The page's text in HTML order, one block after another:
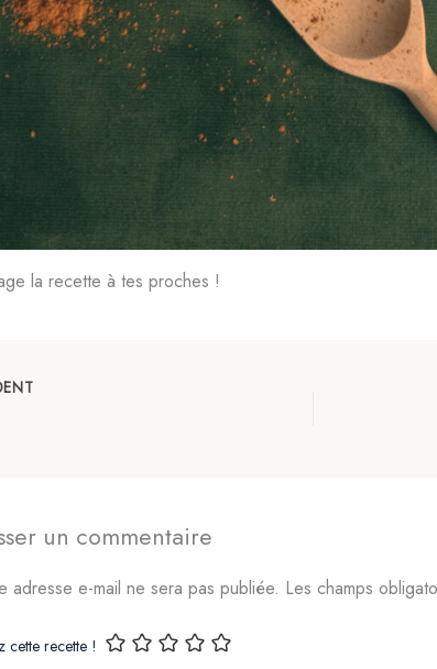
la recette à tes proches !
un commentaire
adresse e-mail ne sera pas publiée. Les champs
cette recette !